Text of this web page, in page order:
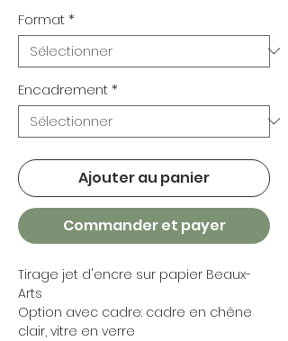
Format*
Encadrement*
Ajouter au panier
Commander et payer
Tirage jet d'encre sur papier Beaux-
Arts
Option avec cadre: cadre en chêne
clair, vitre en verre